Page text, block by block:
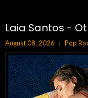
Laia Santos -
August 08, 2026 Pop